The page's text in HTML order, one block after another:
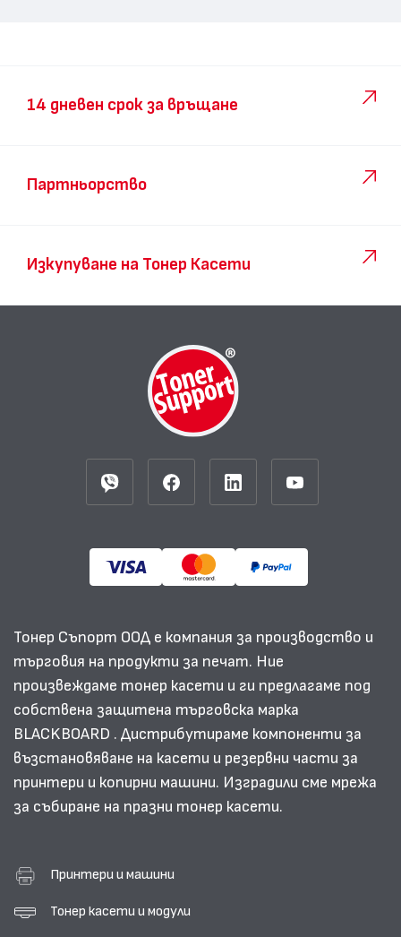
14 дневен срок за връщане
Партньорство
Изкупуване на Тонер Касети
Тонер Съпорт ООД е компания за производство и
търговия на продукти за печат. Ние
произвеждаме тонер касети и ги предлагаме под
собствена защитена търговска марка
BLACKBOARD . Дистрибутираме компоненти за
възстановяване на касети и резервни части за
принтери и копирни машини. Изградили сме мрежа
за събиране на празни тонер касети.
Принтери и машини
Тонер касети и модули